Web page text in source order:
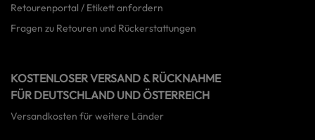
Retourenportal / Etikett anfordern
Fragen zu Retouren und Rückerstattungen
KOSTENLOSER VERSAND & RÜCKNAHME
FÜR DEUTSCHLAND UND ÖSTERREICH
Versandkosten für weitere Länder